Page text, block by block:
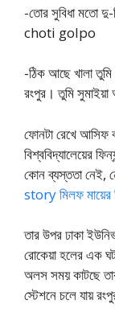
-তোর সুবিধা মতো
choti golpo
-ঠিক আছে খালা
রংপুর। তুমি
ফোনটা রেখে আসিফ
বিশ্ববিদ্যালেয়ের
কোন ব্যস্ততা নেই,
story মিলফ মায়ের
তার উপর ঢাকা
রোকেয়া হলের এক
অলস সময় কাটছে
স্টেশনে চলে যায়